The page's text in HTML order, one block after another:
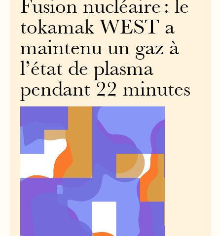
Fusion nucléaire : le
tokamak WEST a
maintenu un gaz à
l’état de plasma
pendant 22 minutes